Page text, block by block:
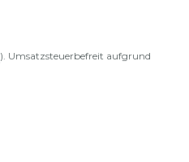
). Umsatzsteuerbefreit aufgrund